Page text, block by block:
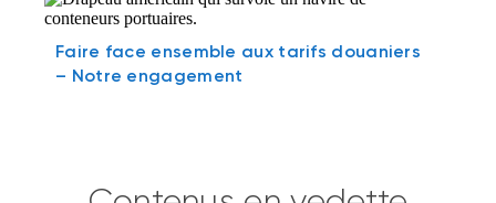
Faire face ensemble aux tarifs douaniers
– Notre engagement